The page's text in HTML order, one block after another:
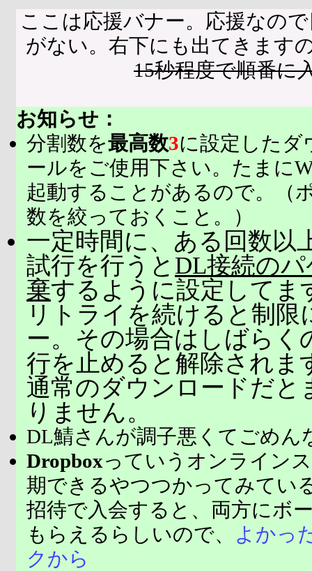
ここは応援バナー。応援なの
がない。右下にも出てきます
15秒程度で順番に
お知らせ：
分割数を最高数3に設定したダ
ールをご使用下さい。たまに
起動することがあるので。（
数を絞っておくこと。）
一定時間に、ある回数以
試行を行うと DL接続の
棄するように設定してま
リトライを続けると制限
ー。その場合はしばらく
行を止めると解除されま
通常のダウンロードだと
りません。
DL鯖さんが調子悪くてごめん
Dropboxっていうオンライン
期できるやつつかってみてい
招待で入会すると、両方にボ
もらえるらしいので、
よかっ
クから